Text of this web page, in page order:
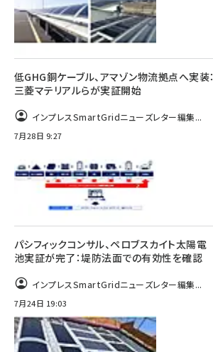
低GHG銅ケーブル、アマゾン物流拠点へ実装：
三菱マテリアルらが実証開始
インプレスSmartGridニューズレター編集...
7月28日 9:27
パシフィックコンサル、ペロブスカイト太陽電
池実証が完了：堤防法面での有効性を確認
インプレスSmartGridニューズレター編集...
7月24日 19:03